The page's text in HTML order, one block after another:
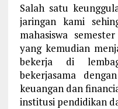
Salah satu
jaringan kami
mahasiswa
yang kemudian
bekerja di
bekerjasama
keuangan dan
institusi pendidikan